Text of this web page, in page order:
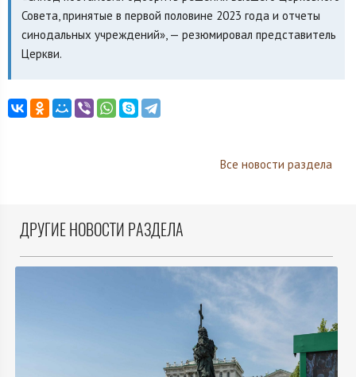
Совета, принятые в первой половине 2023 года и отчеты
синодальных учреждений», — резюмировал представитель
Церкви.
Все новости раздела
ДРУГИЕ НОВОСТИ РАЗДЕЛА